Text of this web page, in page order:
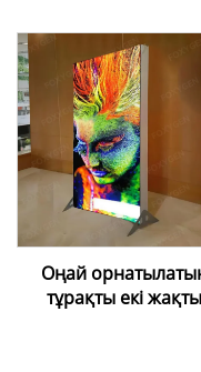
Таңдаулы
және тегін үлгілер
Оңай
тұрақты екі жақты